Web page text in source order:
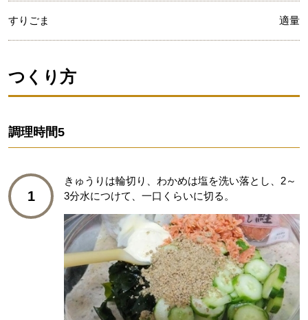
すりごま 適量
つくり方
調理時間5
1
きゅうりは輪切り、わかめは塩を洗い落とし、2～
3分水につけて、一口くらいに切る。